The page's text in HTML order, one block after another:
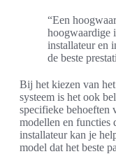
“Een
hoogwaardige
installateur en
de beste
Bij het kiezen van
systeem is het ook
specifieke behoeften
modellen en functies
installateur kan je
model dat het beste